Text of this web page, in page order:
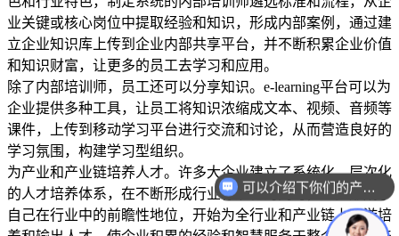
业关键或核心岗位中提取经验和知识，形成内部案例，通过建
立企业知识库上传到企业内部共享平台，并不断积累企业价值
和知识财富，让更多的员工去学习和应用。
除了内部培训师，员工还可以分享知识。e-learning平台可以为
企业提供多种工具，让员工将知识浓缩成文本、视频、音频等
课件，上传到移动学习平台进行交流和讨论，从而营造良好的
学习氛围，构建学习型组织。
为产业和产业链培养人才。许多大企业建立了系统化、层次化
的人才培养体系，在不断形成行业标准化的同时，逐步形成了
自己在行业中的前瞻性地位，开始为全行业和产业链上下游培
可以介绍下你们的产品么？